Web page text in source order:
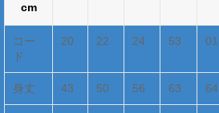
cm
コー
ド
20 22 24 53 01
身丈 43 50 56 63 64